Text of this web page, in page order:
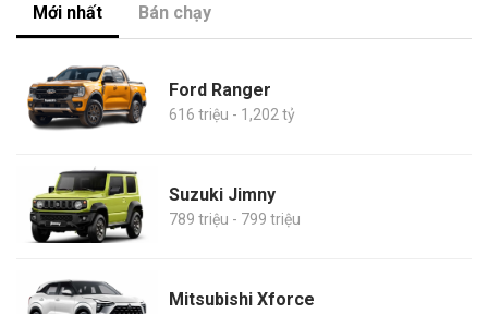
Mới nhất Bán chạy
Ford Ranger
616 triệu - 1,202 tỷ
Suzuki Jimny
789 triệu - 799 triệu
Mitsubishi Xforce